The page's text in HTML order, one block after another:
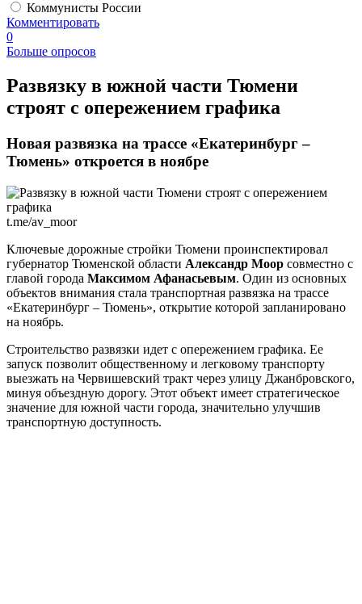
Коммунисты России
Комментировать
0
Больше опросов
​Развязку в южной части Тюмени
строят с опережением графика
Новая развязка на трассе «Екатеринбург –
Тюмень» откроется в ноябре
t.me/av_moor
Ключевые дорожные стройки Тюмени проинспектировал
губернатор Тюменской области Александр Моор совместно с
главой города Максимом Афанасьевым. Один из основных
объектов внимания стала транспортная развязка на трассе
«Екатеринбург – Тюмень», открытие которой запланировано
на ноябрь.
Строительство развязки идет с опережением графика. Ее
запуск позволит общественному и легковому транспорту
выезжать на Червишевский тракт через улицу Джанбровского,
минуя объездную дорогу. Этот объект имеет стратегическое
значение для южной части города, значительно улучшив
транспортную доступность.